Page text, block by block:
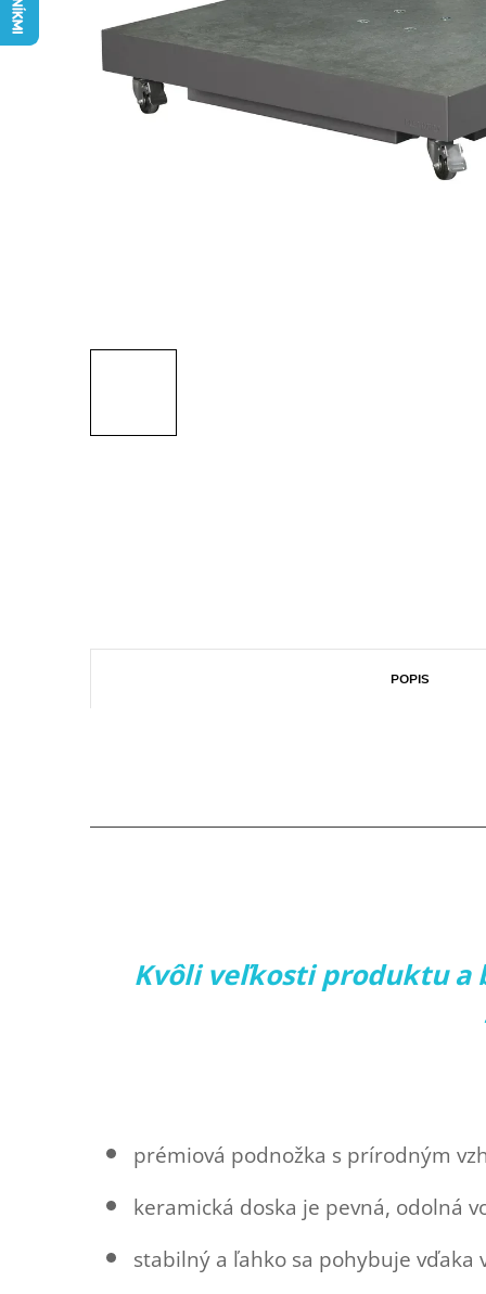
POPIS
Kvôli veľkosti produktu a
prémiová podnožka s prírodným
keramická doska je pevná, odolná
stabilný a ľahko sa pohybuje vďaka